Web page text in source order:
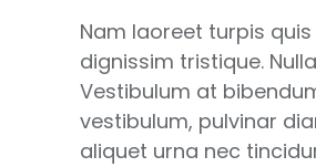
Nam laoreet turpis
dignissim tristique.
Vestibulum at
vestibulum, pulvinar
aliquet urna nec